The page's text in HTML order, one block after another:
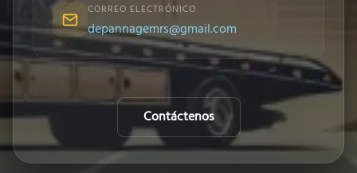
CORREO ELECTRÓNICO
depannagemrs@gmail.com
Contáctenos